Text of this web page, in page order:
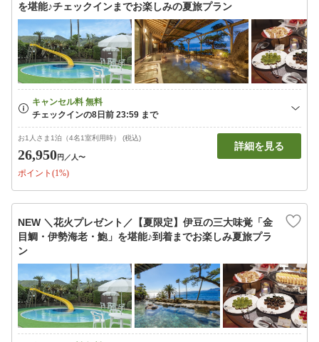
を堪能♪チェックインまでお楽しみの夏旅プラン
お1人さま1泊（4名1室利用時） (税込)
26,950円 ／人〜
ポイント(1%)
詳細を見る
NEW ＼花火プレゼント／【夏限定】伊豆の三大味覚「金
目鯛・伊勢海老・鮑」を堪能♪到着までお楽しみ夏旅プラ
ン